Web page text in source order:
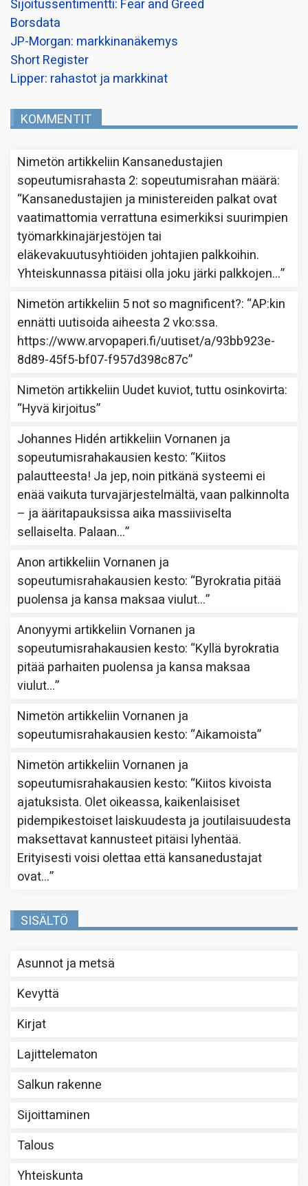
Sijoitussentimentti: Fear and Greed
Borsdata
JP-Morgan: markkinanäkemys
Short Register
Lipper: rahastot ja markkinat
KOMMENTIT
Nimetön artikkeliin Kansanedustajien
sopeutumisrahasta 2: sopeutumisrahan määrä:
“Kansanedustajien ja ministereiden palkat ovat
vaatimattomia verrattuna esimerkiksi suurimpien
työmarkkinajärjestöjen tai
eläkevakuutusyhtiöiden johtajien palkkoihin.
Yhteiskunnassa pitäisi olla joku järki palkkojen…”
Nimetön artikkeliin 5 not so magnificent?: “AP:kin
ennätti uutisoida aiheesta 2 vko:ssa.
https://www.arvopaperi.fi/uutiset/a/93bb923e-
8d89-45f5-bf07-f957d398c87c”
Nimetön artikkeliin Uudet kuviot, tuttu osinkovirta:
“Hyvä kirjoitus”
Johannes Hidén artikkeliinVornanen ja
sopeutumisrahakausien kesto: “Kiitos
palautteesta! Ja jep, noin pitkänä systeemi ei
enää vaikuta turvajärjestelmältä, vaan palkinnolta
– ja ääritapauksissa aika massiiviselta
sellaiselta. Palaan…”
Anon artikkeliinVornanen ja
sopeutumisrahakausien kesto: “Byrokratia pitää
puolensa ja kansa maksaa viulut…”
Anonyymi artikkeliinVornanen ja
sopeutumisrahakausien kesto: “Kyllä byrokratia
pitää parhaiten puolensa ja kansa maksaa
viulut…”
Nimetön artikkeliinVornanen ja
sopeutumisrahakausien kesto: “Aikamoista”
Nimetön artikkeliinVornanen ja
sopeutumisrahakausien kesto: “Kiitos kivoista
ajatuksista. Olet oikeassa, kaikenlaisiset
pidempikestoiset laiskuudesta ja joutilaisuudesta
maksettavat kannusteet pitäisi lyhentää.
Erityisesti voisi olettaa että kansanedustajat
ovat…”
SISÄLTÖ
Asunnot ja metsä
Kevyttä
Kirjat
Lajittelematon
Salkun rakenne
Sijoittaminen
Talous
Yhteiskunta